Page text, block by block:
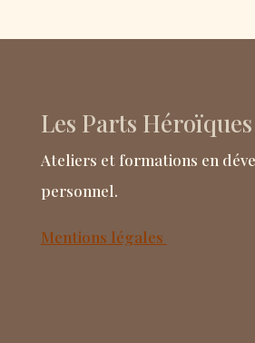
Les Parts Héroïques
Ateliers et formations en
personnel.
Mentions légales